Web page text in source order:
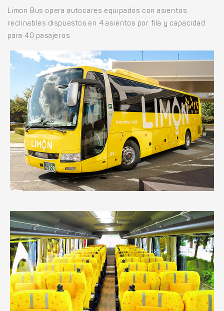
Limon Bus opera autocares equipados con asientos
reclinables dispuestos en 4 asientos por fila y capacidad
para 40 pasajeros.